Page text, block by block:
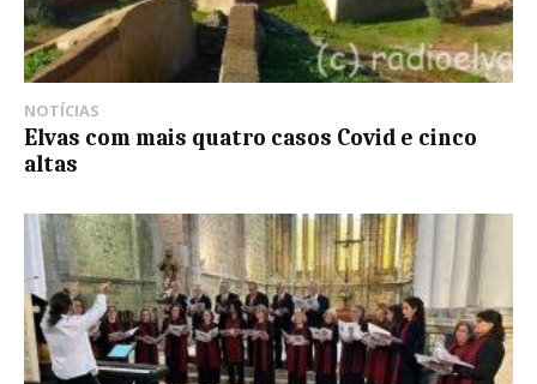
NOTÍCIAS
Elvas com mais quatro casos Covid e cinco
altas